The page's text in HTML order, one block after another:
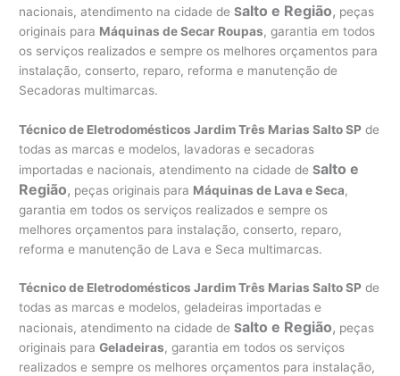
nacionais, atendimento na cidade deSalto e Região, peças
originais para Máquinas de Secar Roupas, garantia em todos
os serviços realizados e sempre os melhores orçamentos para
instalação, conserto, reparo, reforma e manutenção de
Secadoras multimarcas.
Técnico de Eletrodomésticos Jardim Três Marias Salto SP de
todas as marcas e modelos, lavadoras e secadoras
importadas e nacionais, atendimento na cidade deSalto e
Região, peças originais para Máquinas de Lava e Seca,
garantia em todos os serviços realizados e sempre os
melhores orçamentos para instalação, conserto, reparo,
reforma e manutenção de Lava e Seca multimarcas.
Técnico de Eletrodomésticos Jardim Três Marias Salto SP de
todas as marcas e modelos, geladeiras importadas e
nacionais, atendimento na cidade deSalto e Região, peças
originais paraGeladeiras, garantia em todos os serviços
realizados e sempre os melhores orçamentos para instalação,